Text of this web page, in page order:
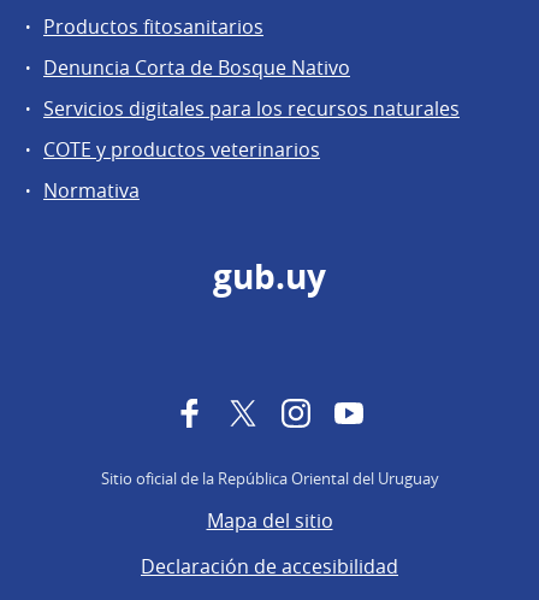
Productos fitosanitarios
Denuncia Corta de Bosque Nativo
Servicios digitales para los recursos naturales
COTE y productos veterinarios
Normativa
gub.uy
FacebookTwitterInstagramYouTube
Sitio oficial de la República Oriental del Uruguay
Mapa del sitio
Declaración de accesibilidad